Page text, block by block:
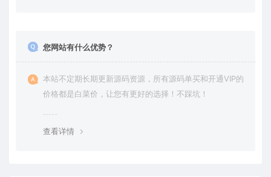
您网站有什么优势？
本站不定期长期更新源码资源，所有源码单买和开通VIP的
价格都是白菜价，让您有更好的选择！不踩坑！
查看详情